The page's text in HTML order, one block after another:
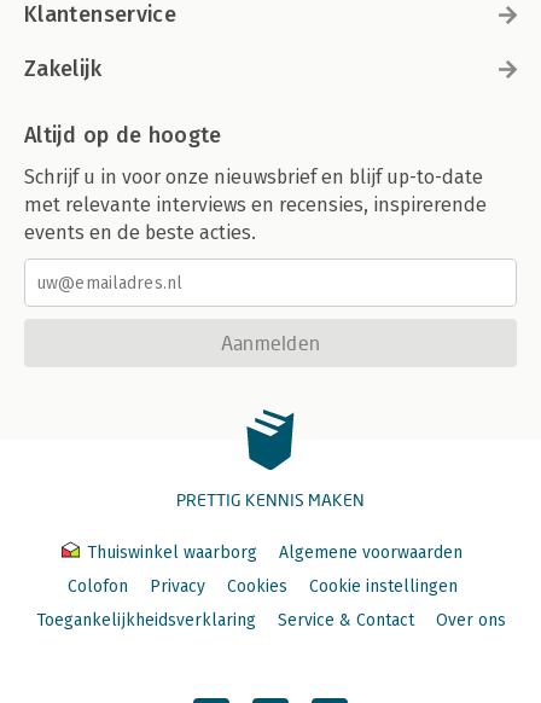
Klantenservice
Zakelijk
Altijd op de hoogte
Schrijf u in voor onze nieuwsbrief en blijf up-to-date
met relevante interviews en recensies, inspirerende
events en de beste acties.
Aanmelden
PRETTIG KENNIS MAKEN
Thuiswinkel waarborg
Algemene voorwaarden
Colofon
Privacy Cookies
Cookie instellingen
Toegankelijkheidsverklaring
Service & Contact Over ons